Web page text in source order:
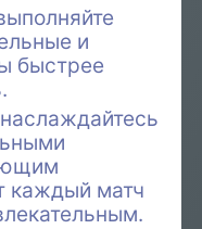
и
быстрее
каждый матч